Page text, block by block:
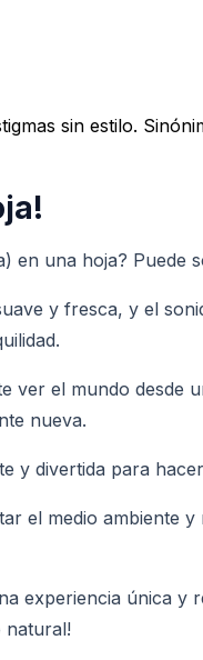
sin estilo.
en una hoja?
y fresca, y el
ver el mundo desde
nueva.
y divertida para
el medio ambiente
experiencia única
natural!